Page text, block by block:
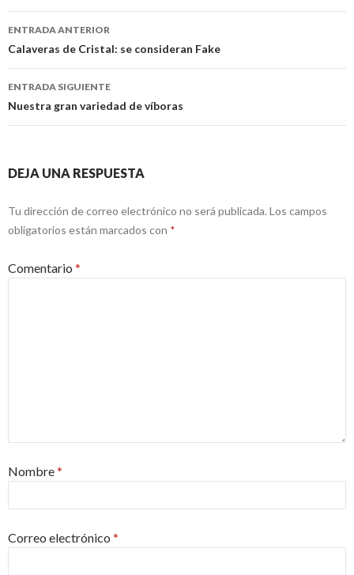
Navegación
de
entradas
ENTRADA ANTERIOR
Calaveras de Cristal: se consideran Fake
ENTRADA SIGUIENTE
Nuestra gran variedad de víboras
DEJA UNA RESPUESTA
Tu dirección de correo electrónico no será publicada. Los campos
obligatorios están marcados con *
Comentario *
Nombre*
Correo electrónico *